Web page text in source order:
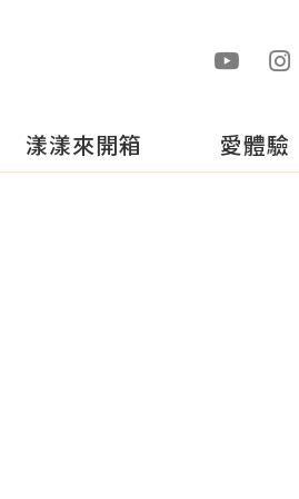
漾漾來開箱 愛體驗